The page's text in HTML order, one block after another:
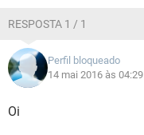
RESPOSTA 1 / 1
Perfil bloqueado
14 mai 2016 às 04:29
Oi